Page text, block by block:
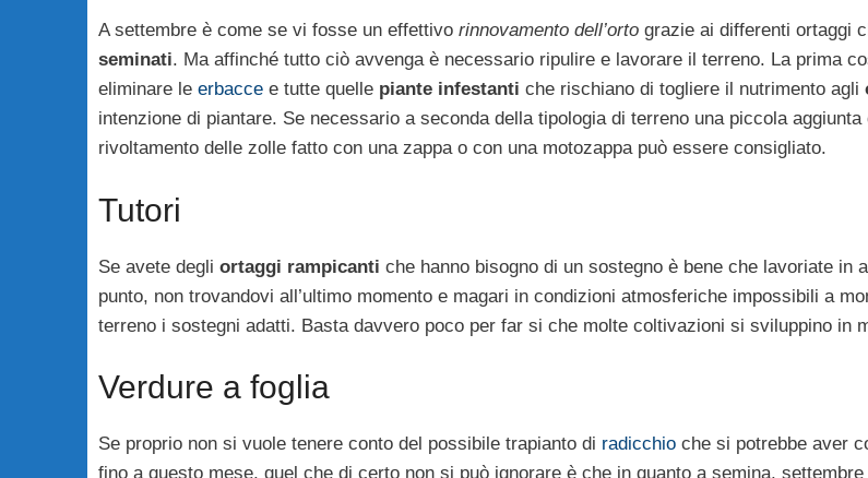
A settembre è come se vi fosse un effettivo rinnovamento dell’ortograzie ai differenti ortaggi
seminati. Ma affinché tutto ciò avvenga è necessario ripulire e lavorare il terreno. La prima
eliminare le erbaccee tutte quelle piante infestanti che rischiano di togliere il nutrimento agli
intenzione di piantare. Se necessario a seconda della tipologia di terreno una piccola aggiunta
rivoltamento delle zolle fatto con una zappa o con una motozappa può essere consigliato.
Tutori
Se avete degli ortaggi rampicanti che hanno bisogno di un sostegno è bene che lavoriate in
punto, non trovandovi all’ultimo momento e magari in condizioni atmosferiche impossibili a
terreno i sostegni adatti. Basta davvero poco per far si che molte coltivazioni si sviluppino in
Verdure a foglia
Se proprio non si vuole tenere conto del possibile trapianto di radicchioche si potrebbe aver
fino a questo mese, quel che di certo non si può ignorare è che in quanto a semina,